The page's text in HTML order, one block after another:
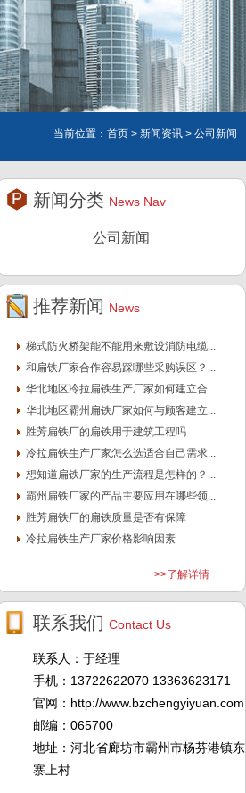
当前位置： 首页 > 新闻资讯 > 公司新闻
新闻分类 News Nav
公司新闻
推荐新闻 News
梯式防火桥架能不能用来敷设消防电缆...
和扁铁厂家合作容易踩哪些采购误区？...
华北地区冷拉扁铁生产厂家如何建立合...
华北地区霸州扁铁厂家如何与顾客建立...
胜芳扁铁厂的扁铁用于建筑工程吗
冷拉扁铁生产厂家怎么选适合自己需求...
想知道扁铁厂家的生产流程是怎样的？...
霸州扁铁厂家的产品主要应用在哪些领...
胜芳扁铁厂的扁铁质量是否有保障
冷拉扁铁生产厂家价格影响因素
>>了解详情
联系我们 Contact Us
联系人：于经理
手机：13722622070 13363623171
官网：http://www.bzchengyiyuan.com
邮编：065700
地址：河北省廊坊市霸州市杨芬港镇东
寨上村